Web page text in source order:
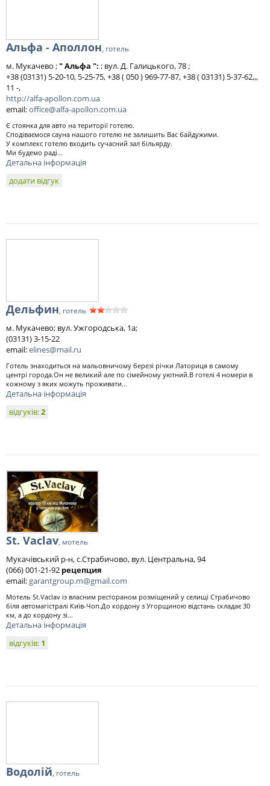
Альфа - Аполлон, готель
м. Мукачево ;" Альфа ": ; вул. Д. Галицького, 78 ;
+38 (03131) 5-20-10, 5-25-75, +38 ( 050 ) 969-77-87, +38 ( 03131) 5-37-62,,,
11 -,
http://alfa-apollon.com.ua
email:office@alfa-apollon.com.ua
Є стоянка для авто на території готелю.
Сподіваємося сауна нашого готелю не залишить Вас байдужими.
У комплекс готелю входить сучасний зал більярду.
Ми будемо раді...
Детальна інформація
додати відгук
Дельфин, готель
м. Мукачево; вул. Ужгородська, 1а;
(03131) 3-15-22
email:elines@mail.ru
Готель знаходиться на мальовничому березі річки Латориця в самому
центрі города.Он не великий але по сімейному уютний.В готелі 4 номери в
кожному з яких можуть проживати...
Детальна інформація
відгуків:2
St. Vaclav, мотель
Мукачівський р-н, с.Страбичово, вул. Центральна, 94
(066) 001-21-92 рецепция
email: garantgroup.m@gmail.com
Мотель St.Vaclav із власним рестораном розміщений у селищі Страбичово
біля автомагістралі Київ-Чоп.До кордону з Угорщиною відстань складає 30
км, а до кордону зі...
Детальна інформація
відгуків: 1
Водолій, готель